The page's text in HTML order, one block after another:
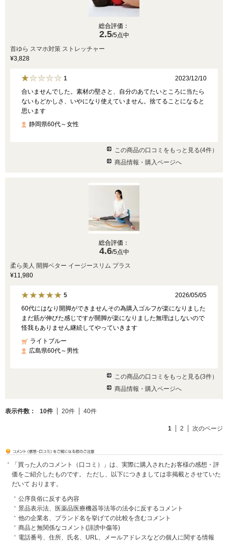
総合評価：
2.5/5点中
首ゆら スマホ対策 ストレッチャー
¥3,828
1
2023/12/10
合いませんでした。素材の堅さと、自分のあてたいところに当たら
ないもどかしさ、いやになり使えていません。捨てることになると
思います
静岡県60代～女性
この商品の口コミをもっと見る(4件）
商品情報・購入ページへ
総合評価：
4.6/5点中
柔ら美人 開脚ベター イージースリム プラス
¥11,980
5
2026/05/05
60代にはなり開脚ができませんその為購入ゴルフが楽になりました
まだ筋が伸びた感じですが開脚が楽になりました無理はしないので
怪我もありません継続してやっていきます
ライトブルー
広島県60代～男性
この商品の口コミをもっと見る(3件）
商品情報・購入ページへ
表示件数： 10件 20件 40件
1 2 次のページ
「買った人のコメント（口コミ）」は、実際に購入されたお客様の感想・評
価をご紹介したものです。 ただし、以下につきましては非掲載とさせていた
だいて おります。
公序良俗に反する内容
景品表示法、医薬品医療機器等法等の法令に反するコメント
他の企業名、ブランド名を挙げての比較を含むコメント
商品と無関係なコメント(誹謗中傷等)
電話番号、住所、氏名、URL、メールアドレスなどの個人に関する情報